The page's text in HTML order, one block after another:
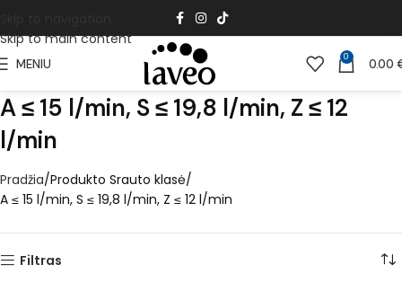
Skip to main content
MENIU 0 0.00
A ≤ 15 l/min, S ≤ 19,8 l/min, Z ≤ 12
l/min
Pradžia Produkto Srauto klasė
A ≤ 15 l/min, S ≤ 19,8 l/min, Z ≤ 12 l/min
Filtras